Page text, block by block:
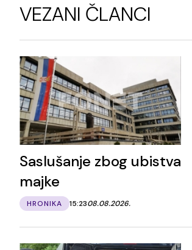
VEZANI ČLANCI
Saslušanje zbog ubistva
majke
HRONIKA 15:2308.08.2026.